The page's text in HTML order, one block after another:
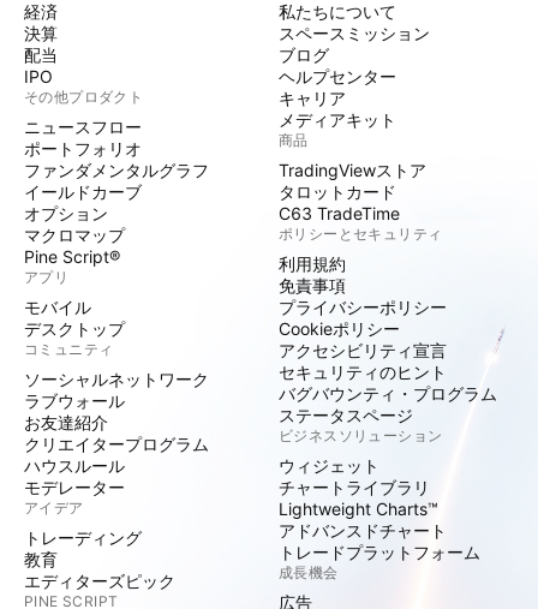
経済
決算
配当
IPO
その他プロダクト
ニュースフロー
ポートフォリオ
ファンダメンタルグラフ
イールドカーブ
オプション
マクロマップ
Pine Script®
アプリ
モバイル
デスクトップ
コミュニティ
ソーシャルネットワーク
ラブウォール
お友達紹介
クリエイタープログラム
ハウスルール
モデレーター
アイデア
トレーディング
教育
エディターズピック
PINE SCRIPT
私たちについて
スペースミッション
ブログ
ヘルプセンター
キャリア
メディアキット
商品
TradingViewストア
タロットカード
C63 TradeTime
ポリシーとセキュリティ
利用規約
免責事項
プライバシーポリシー
Cookieポリシー
アクセシビリティ宣言
セキュリティのヒント
バグバウンティ・プログラム
ステータスページ
ビジネスソリューション
ウィジェット
チャートライブラリ
Lightweight Charts™
アドバンスドチャート
トレードプラットフォーム
成長機会
広告